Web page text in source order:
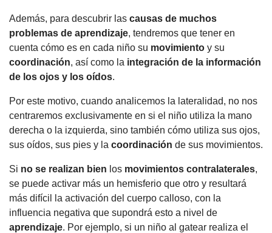
Además, para descubrir las causas de muchos
problemas de aprendizaje, tendremos que tener en
cuenta cómo es en cada niño su movimiento y su
coordinación, así como la integración de la información
de los ojos y los oídos.
Por este motivo, cuando analicemos la lateralidad, no nos
centraremos exclusivamente en si el niño utiliza la mano
derecha o la izquierda, sino también cómo utiliza sus ojos,
sus oídos, sus pies y la coordinación de sus movimientos.
Si no se realizan bien los movimientos contralaterales,
se puede activar más un hemisferio que otro y resultará
más difícil la activación del cuerpo calloso, con la
influencia negativa que supondrá esto a nivel de
aprendizaje. Por ejemplo, si un niño al gatear realiza el